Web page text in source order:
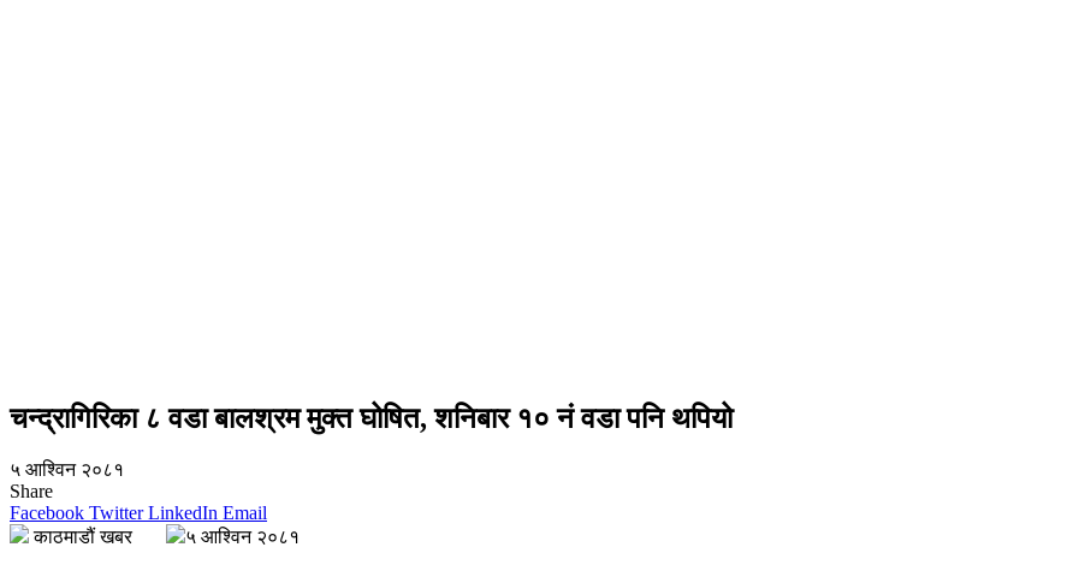
चन्द्रागिरिका ८ वडा बालश्रम मुक्त घोषित, शनिबार १० नं वडा पनि थपियो
५ आश्विन २०८१
Share
Facebook Twitter LinkedIn Email
काठमाडौं खबर
५ आश्विन २०८१